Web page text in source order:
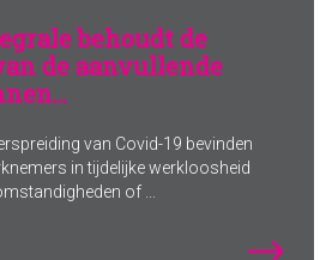
behoudt de
de aanvullende
van Covid-19 bevinden
in tijdelijke werkloosheid
of ...